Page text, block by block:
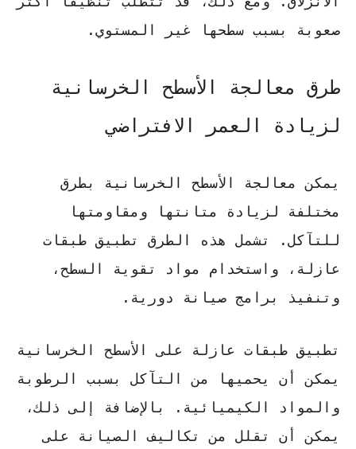
صعوبة بسبب سطحها غير المستوي.
طرق معالجة الأسطح الخرسانية
لزيادة العمر الافتراضي
يمكن معالجة الأسطح الخرسانية بطرق
مختلفة لزيادة متانتها ومقاومتها
للتآكل. تشمل هذه الطرق تطبيق طبقات
عازلة، واستخدام مواد تقوية السطح،
وتنفيذ برامج صيانة دورية.
تطبيق طبقات عازلة على الأسطح الخرسانية
يمكن أن يحميها من التآكل بسبب الرطوبة
والمواد الكيميائية. بالإضافة إلى ذلك،
يمكن أن تقلل من تكاليف الصيانة على